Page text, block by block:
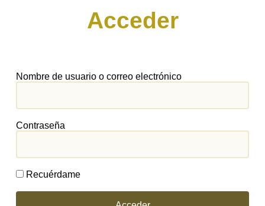
Acceder
Nombre de usuario o correo electrónico
Contraseña
Recuérdame